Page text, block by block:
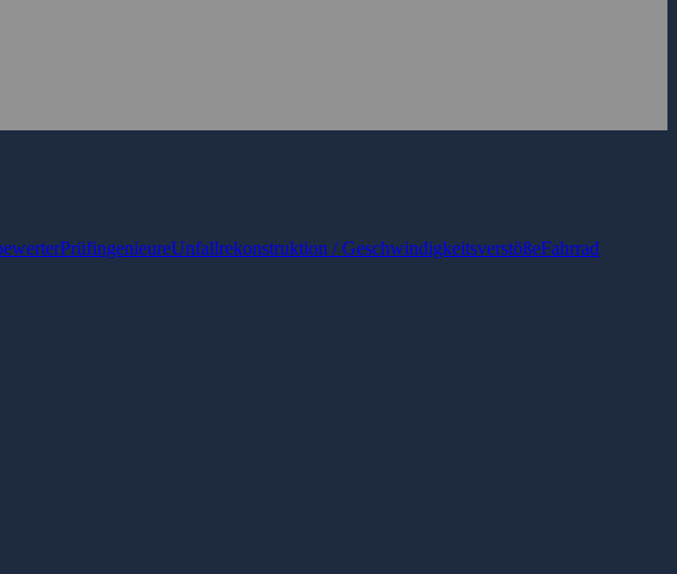
PrüfingenieureUnfallrekonstruktion / GeschwindigkeitsverstößeFahrrad